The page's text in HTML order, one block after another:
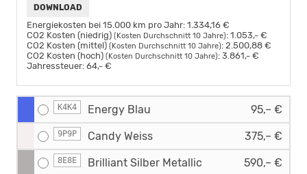
DOWNLOAD
Energiekosten bei 15.000 km pro Jahr: 1.334,16 €
CO2 Kosten (niedrig) (Kosten Durchschnitt 10 Jahre): 1.053,- €
CO2 Kosten (mittel) (Kosten Durchschnitt 10 Jahre): 2.500,88 €
CO2 Kosten (hoch) (Kosten Durchschnitt 10 Jahre): 3.861,- €
Jahressteuer: 64,- €
K4K4 Energy Blau 95,– €
9P9P Candy Weiss 375,– €
8E8E Brilliant Silber Metallic 590,– €